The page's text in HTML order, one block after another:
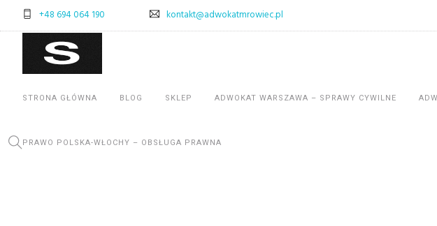
+48 694 064 190 kontakt@adwokatmrowiec.pl
STRONA GŁÓWNA BLOG SKLEP ADWOKAT WARSZAWA – SPRAWY CYWILNE
PRAWO POLSKA-WŁOCHY – OBSŁUGA PRAWNA